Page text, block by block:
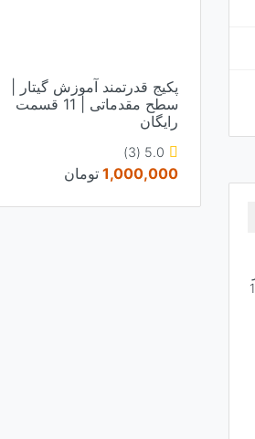
اثر علیرضا نصوحی (جلد 1
پکیج قدرتمند آموزش گیتار |
سطح مقدماتی | 11 قسمت
رایگان
5.0 (3)
1,000,000 تومان